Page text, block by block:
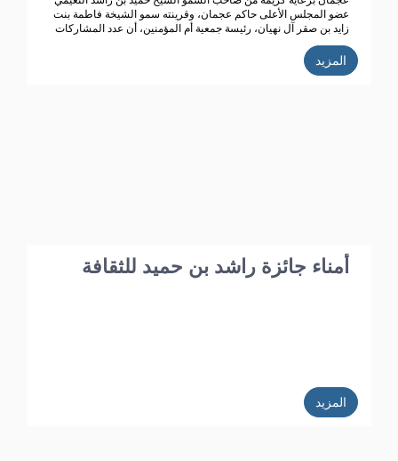
عضو المجلس الأعلى حاكم عجمان، وقرينته سمو الشيخة فاطمة بنت
زايد بن صقر آل نهيان، رئيسة جمعية أم المؤمنين، أن عدد المشاركات
متخصصين تم اختيارهم خلال الاجتماع الذي عقده مجلس أمناء الجائزة
المزيد
أمناء جائزة راشد بن حميد للثقافة
المزيد